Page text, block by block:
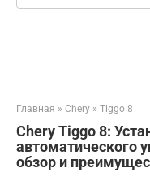
Главная » Chery » Tiggo 8
Chery Tiggo 8:
автоматического
обзор и